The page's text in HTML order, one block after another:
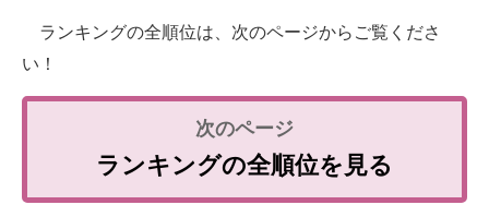
ランキングの全順位は、次のページからご覧くださ
い！
ランキングの全順位を見る